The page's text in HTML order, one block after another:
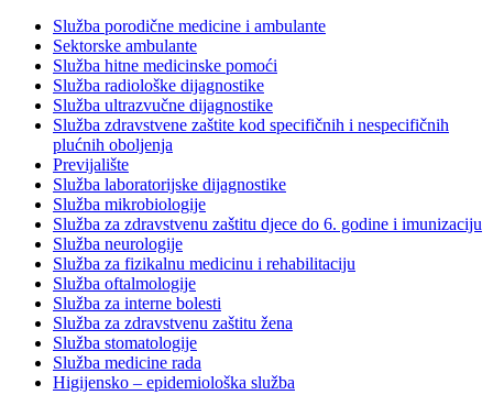
Služba porodične medicine i ambulante
Sektorske ambulante
Služba hitne medicinske pomoći
Služba radiološke dijagnostike
Služba ultrazvučne dijagnostike
Služba zdravstvene zaštite kod specifičnih i nespecifičnih
plućnih oboljenja
Previjalište
Služba laboratorijske dijagnostike
Služba mikrobiologije
Služba za zdravstvenu zaštitu djece do 6. godine i imunizaciju
Služba neurologije
Služba za fizikalnu medicinu i rehabilitaciju
Služba oftalmologije
Služba za interne bolesti
Služba za zdravstvenu zaštitu žena
Služba stomatologije
Služba medicine rada
Higijensko – epidemiološka služba